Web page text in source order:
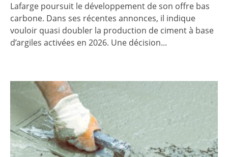
Lafarge poursuit le développement de son offre bas
carbone. Dans ses récentes annonces, il indique
vouloir quasi doubler la production de ciment à base
d’argiles activées en 2026. Une décision...